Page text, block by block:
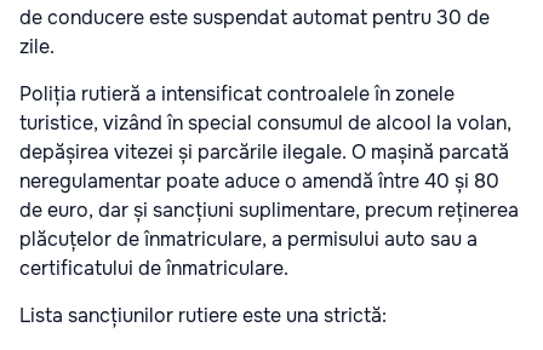
de conducere este suspendat automat pentru 30 de
zile.
Poliția rutieră a intensificat controalele în zonele
turistice, vizând în special consumul de alcool la volan,
depășirea vitezei și parcările ilegale. O mașină parcată
neregulamentar poate aduce o amendă între 40 și 80
de euro, dar și sancțiuni suplimentare, precum reținerea
plăcuțelor de înmatriculare, a permisului auto sau a
certificatului de înmatriculare.
Lista sancțiunilor rutiere este una strictă: